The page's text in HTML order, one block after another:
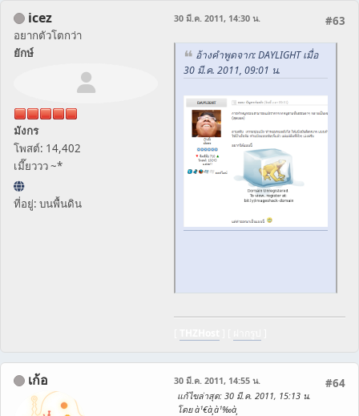
icez
อยากตัวโตกว่า
ยักษ์
มังกร
โพสต์: 14,402
เมี๊ยววว ~*
ที่อยู่: บนพื้นดิน
#63
30 มี.ค. 2011, 14:30 น.
อ้างคำพูดจาก: DAYLIGHT เมื่อ
30 มี.ค. 2011, 09:01 น.
เก้อ #64
30 มี.ค. 2011, 14:55 น.
แก้ไขล่าสุด: 30 มี.ค. 2011, 15:13 น.
โดย à¹€à¸à¹‰à¸­